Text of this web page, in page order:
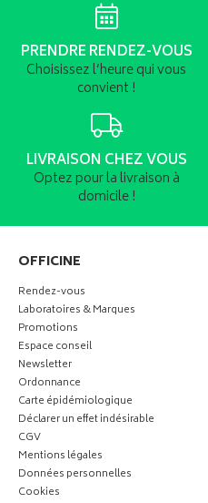
PRENDRE RENDEZ-VOUS
Choisissez l’heure qui vous
convient !
LIVRAISON CHEZ VOUS
Optez pour la livraison à
domicile !
OFFICINE
Rendez-vous
Laboratoires & Marques
Promotions
Espace conseil
Newsletter
Ordonnance
Carte épidémiologique
Déclarer un effet indésirable
CGV
Mentions légales
Données personnelles
Cookies